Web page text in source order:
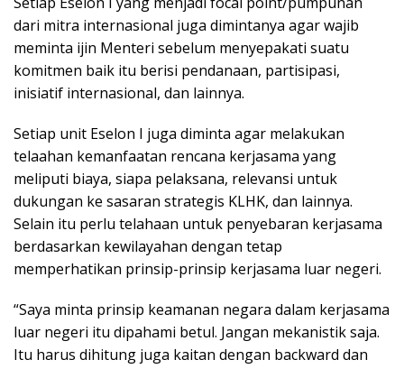
dari mitra internasional juga dimintanya agar wajib
meminta ijin Menteri sebelum menyepakati suatu
komitmen baik itu berisi pendanaan, partisipasi,
inisiatif internasional, dan lainnya.
Setiap unit Eselon I juga diminta agar melakukan
telaahan kemanfaatan rencana kerjasama yang
meliputi biaya, siapa pelaksana, relevansi untuk
dukungan ke sasaran strategis KLHK, dan lainnya.
Selain itu perlu telahaan untuk penyebaran kerjasama
berdasarkan kewilayahan dengan tetap
memperhatikan prinsip-prinsip kerjasama luar negeri.
“Saya minta prinsip keamanan negara dalam kerjasama
luar negeri itu dipahami betul. Jangan mekanistik saja.
Itu harus dihitung juga kaitan dengan backward dan